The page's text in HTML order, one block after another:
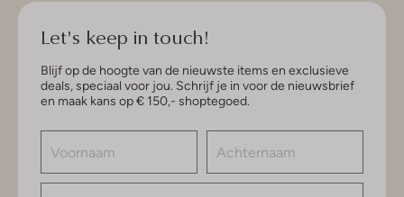
Let's keep in touch!
Blijf op de hoogte van de nieuwste items en exclusieve
deals, speciaal voor jou. Schrijf je in voor de nieuwsbrief
en maak kans op € 150,- shoptegoed.